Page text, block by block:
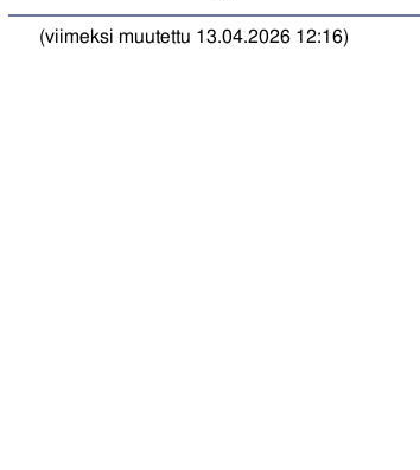
(viimeksi muutettu 13.04.2026 12:16)